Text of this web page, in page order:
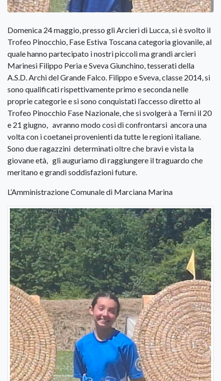
Domenica 24 maggio, presso gli Arcieri di Lucca, si è svolto il
Trofeo Pinocchio, Fase Estiva Toscana categoria giovanile, al
quale hanno partecipato i nostri piccoli ma grandi arcieri
Marinesi Filippo Peria e Sveva Giunchino, tesserati della
A.S.D. Archi del Grande Falco. Filippo e Sveva, classe 2014, si
sono qualificati rispettivamente primo e seconda nelle
proprie categorie e si sono conquistati l’accesso diretto al
Trofeo Pinocchio Fase Nazionale, che si svolgerà a Terni il 20
e 21 giugno, avranno modo così di confrontarsi ancora una
volta con i coetanei provenienti da tutte le regioni italiane.
Sono due ragazzini determinati oltre che bravi e vista la
giovane età, gli auguriamo di raggiungere il traguardo che
meritano e grandi soddisfazioni future.
L’Amministrazione Comunale di Marciana Marina